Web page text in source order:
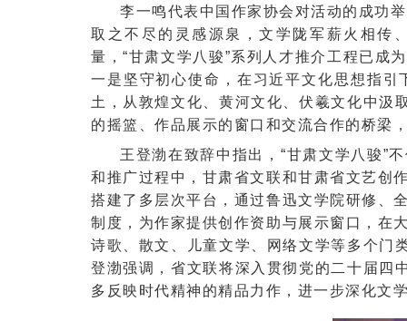
李一鸣代表中国作家协会对活动的成功
取之不尽的灵感源泉，文学陇军薪火相传
量，“甘肃文学八骏”系列人才推介工程已成
一是坚守初心使命，在习近平文化思想指
土，从敦煌文化、黄河文化、伏羲文化中汲
的摇篮、作品展示的窗口和交流合作的桥梁
王登渤在致辞中指出，“甘肃文学八骏”
和推广过程中，甘肃省文联和甘肃省文艺创
搭建了多层次平台，通过鲁迅文学院研修、
制度，为作家提供创作资助与展示窗口，在
诗歌、散文、儿童文学、网络文学等多个门
登渤强调，省文联将深入贯彻党的二十届四
多反映时代精神的精品力作，进一步深化文